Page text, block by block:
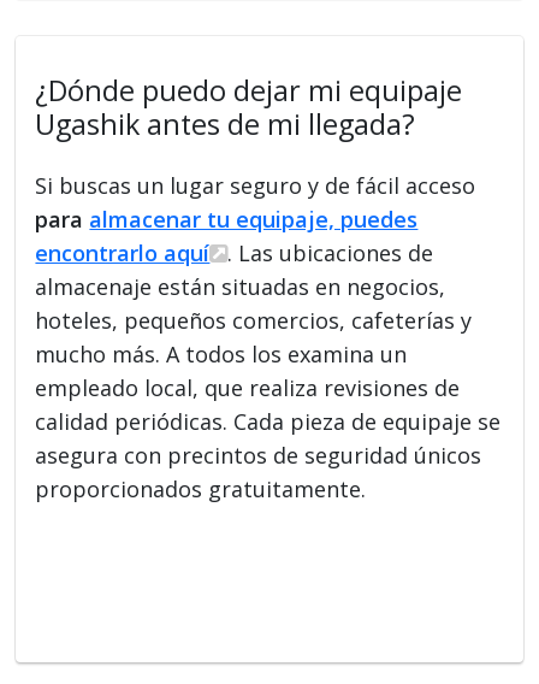
¿Dónde puedo dejar mi equipaje
Ugashik antes de mi llegada?
Si buscas un lugar seguro y de fácil acceso
para almacenar tu equipaje, puedes
encontrarlo aquí
. Las ubicaciones de
almacenaje están situadas en negocios,
hoteles, pequeños comercios, cafeterías y
mucho más. A todos los examina un
empleado local, que realiza revisiones de
calidad periódicas. Cada pieza de equipaje se
asegura con precintos de seguridad únicos
proporcionados gratuitamente.